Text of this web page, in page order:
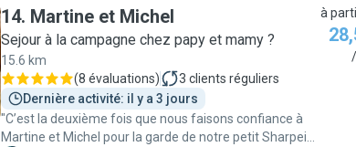
Nous avons en plus reçu des photos et vidéos
quotidiennement. Nous ferons appel à Ana lors de
prochaines vacances!"
14. Martine et Michel
Sejour à la campagne chez papy et mamy ?
15.6 km
(8 évaluations) 3 clients réguliers
Dernière activité: il y a 3 jours
"C’est la deuxième fois que nous faisons confiance à
Martine et Michel pour la garde de notre petit Sharpei
à